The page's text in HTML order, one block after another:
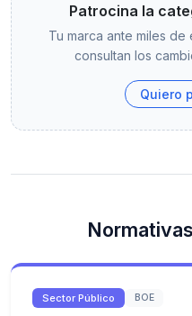
Patrocina la
Tu marca ante miles
consultan los
Quiero
Sector Público BOE